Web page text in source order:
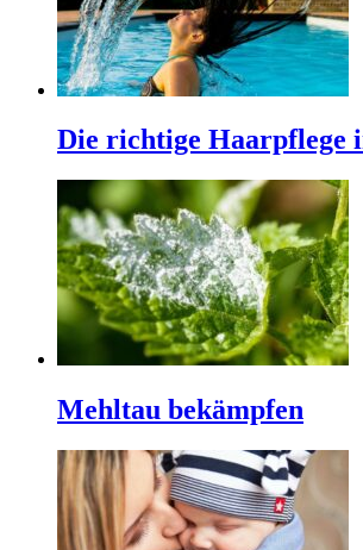
Die richtige Haarpflege
Mehltau bekämpfen